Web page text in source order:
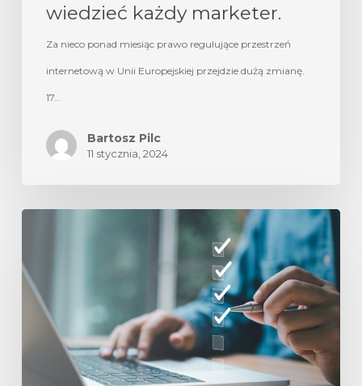
wiedzieć każdy marketer.
Za nieco ponad miesiąc prawo regulujące przestrzeń
internetową w Unii Europejskiej przejdzie dużą zmianę.
17…
Bartosz Pilc
11 stycznia, 2024